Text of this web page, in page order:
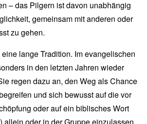
– das Pilgern ist davon unabhängig
gemeinsam mit anderen oder
zu gehen.
lange Tradition. Im evangelischen
in den letzten Jahren wieder
regen dazu an, den Weg als Chance
und sich bewusst auf die vor
oder auf ein biblisches Wort
allein oder in der Gruppe einzulassen.